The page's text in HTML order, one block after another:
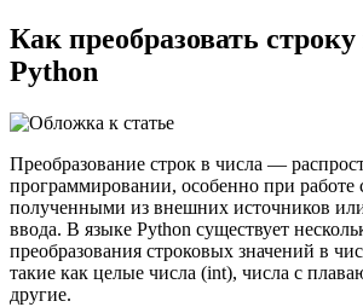
Как преобразовать
Python
Преобразование строк в числа —
программировании, особенно при
полученными из внешних источников или
ввода. В языке Python существует
преобразования строковых значений в
такие как целые числа (int), числа с
другие.